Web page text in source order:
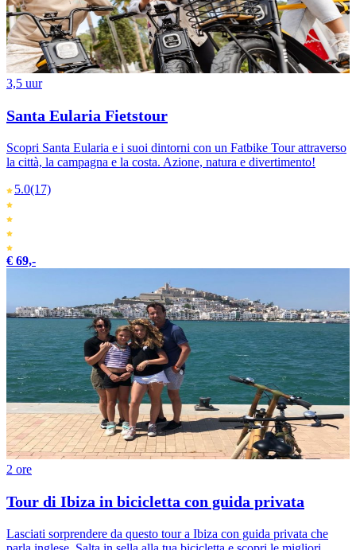
3,5 uur
Santa Eularia Fietstour
Scopri Santa Eularia e i suoi dintorni con un Fatbike Tour attraverso
la città, la campagna e la costa. Azione, natura e divertimento!
5.0(17)
€ 69,-
2 ore
Tour di Ibiza in bicicletta con guida privata
Lasciati sorprendere da questo tour a Ibiza con guida privata che